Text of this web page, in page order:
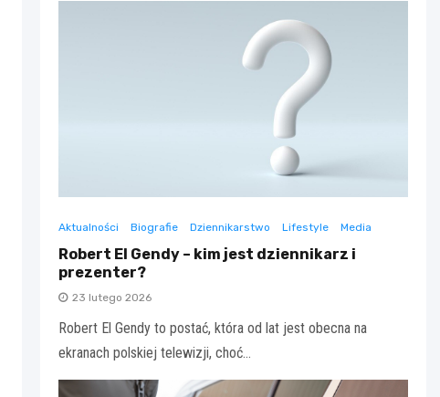
Aktualności Biografie Dziennikarstwo Lifestyle Media
Robert El Gendy – kim jest dziennikarz i
prezenter?
23 lutego 2026
Robert El Gendy to postać, która od lat jest obecna na
ekranach polskiej telewizji, choć…